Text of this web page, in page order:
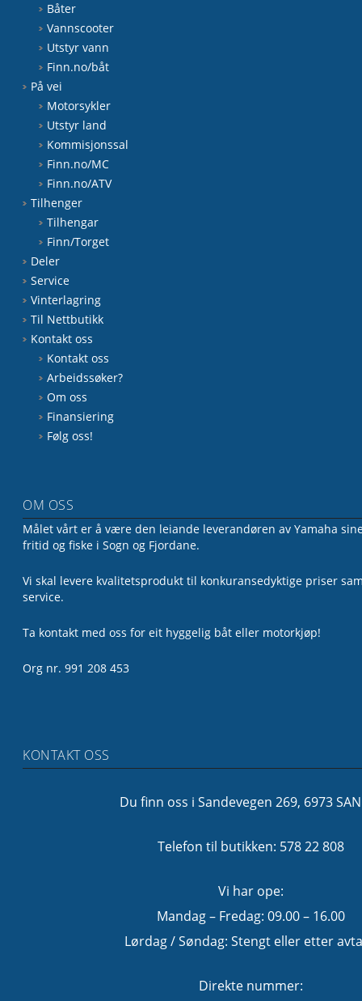
Båter
Vannscooter
Utstyr vann
Finn.no/båt
På vei
Motorsykler
Utstyr land
Kommisjonssal
Finn.no/MC
Finn.no/ATV
Tilhenger
Tilhengar
Finn/Torget
Deler
Service
Vinterlagring
Til Nettbutikk
Kontakt oss
Kontakt oss
Arbeidssøker?
Om oss
Finansiering
Følg oss!
OM OSS
Målet vårt er å være den leiande leverandøren av Yamaha
fritid og fiske i Sogn og Fjordane.
Vi skal levere kvalitetsprodukt til konkuransedyktige priser
service.
Ta kontakt med oss for eit hyggelig båt eller motorkjøp!
Org nr. 991 208 453
KONTAKT OSS
Du finn oss i Sandevegen 269, 6973
Telefon til butikken: 578 22 808
Vi har ope:
Mandag – Fredag: 09.00 – 16.00
Lørdag / Søndag: Stengt eller etter
Direkte nummer: